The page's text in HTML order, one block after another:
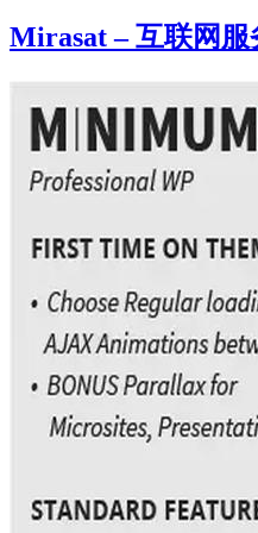
Mirasat – 互联网